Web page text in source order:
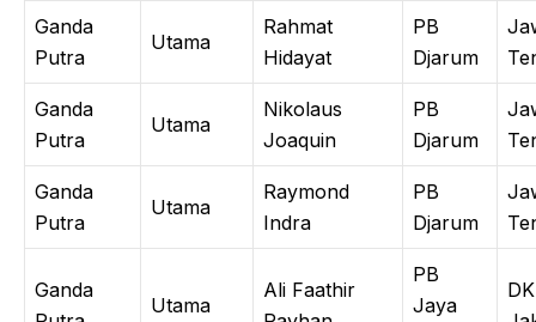
Ganda
Putra
Utama
Rahmat
Hidayat
PB
Djarum
Ganda
Putra
Utama
Nikolaus
Joaquin
PB
Djarum
Ganda
Putra
Utama
Raymond
Indra
PB
Djarum
Ganda
Utama
Ali Faathir
PB
Jaya